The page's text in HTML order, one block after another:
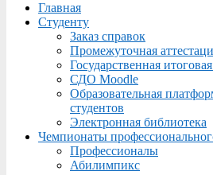
Menu
Главная
Студенту
Заказ справок
Промежуточная
Государственная
СДО Moodle
Образовательная
студентов
Электронная библиотека
Чемпионаты
Профессионалы
Абилимпикс